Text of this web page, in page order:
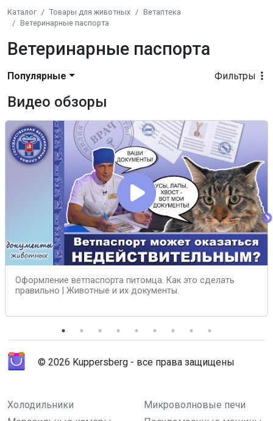
Каталог Товары для животных
Ветаптека
Ветеринарные паспорта
Ветеринарные паспорта
Фильтры
Популярные
Видео обзоры
Оформление ветпаспорта питомца. Как это сделать
правильно | Животные и их документы.
© 2026 Kuppersberg - все права защищены
Холодильники
Микроволновые печи